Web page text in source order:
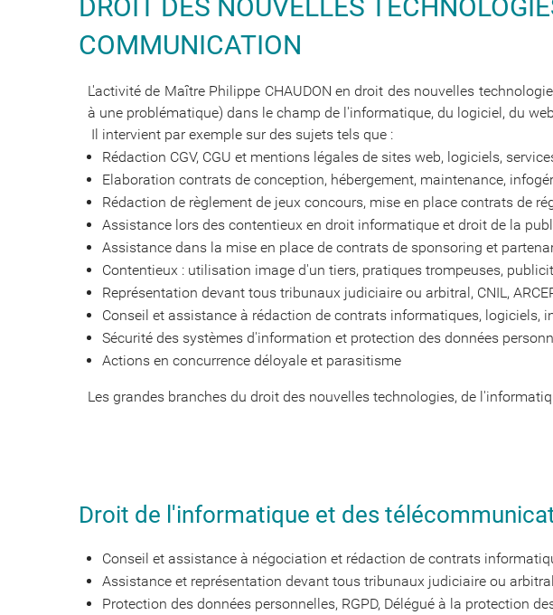
DROIT DES NOUVELLES
COMMUNICATION
L'activité de Maître Philippe CHAUDON en droit des nouvelles
à une problématique) dans le champ de l'informatique, du logiciel, du
Il intervient par exemple sur des sujets tels que :
Rédaction CGV, CGU et mentions légales de sites web, logiciels,
Elaboration contrats de conception, hébergement, maintenance,
Rédaction de règlement de jeux concours, mise en place contrats de
Assistance lors des contentieux en droit informatique et droit de la
Assistance dans la mise en place de contrats de sponsoring et
Contentieux : utilisation image d'un tiers, pratiques trompeuses,
Représentation devant tous tribunaux judiciaire ou arbitral, CNIL,
Conseil et assistance à rédaction de contrats informatiques, logiciels,
Sécurité des systèmes d'information et protection des données
Actions en concurrence déloyale et parasitisme
Les grandes branches du droit des nouvelles technologies, de
Droit de l'informatique et des
Conseil et assistance à négociation et rédaction de contrats
Assistance et représentation devant tous tribunaux judiciaire ou
Protection des données personnelles, RGPD, Délégué à la protection